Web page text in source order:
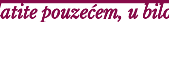
pouzećem, u